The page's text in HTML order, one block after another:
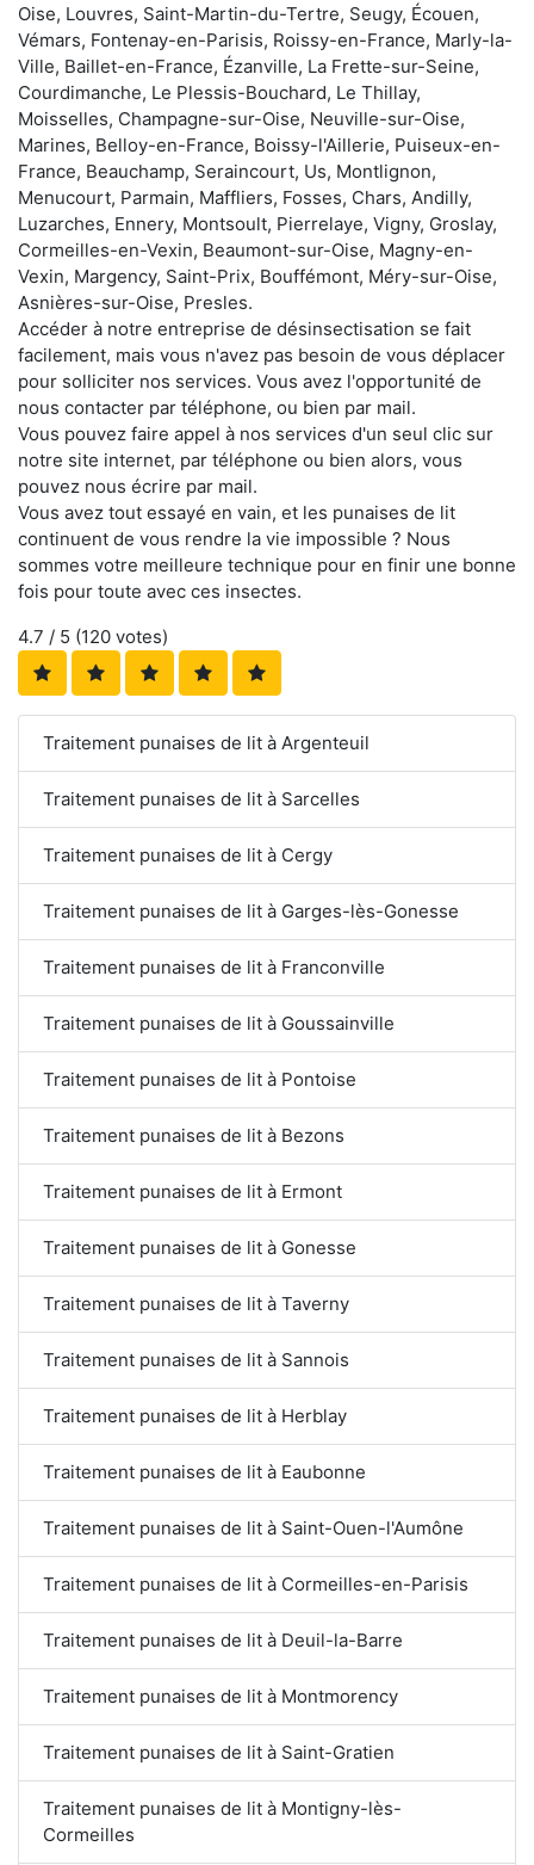
Oise, Louvres, Saint-Martin-du-Tertre, Seugy, Écouen,
Vémars, Fontenay-en-Parisis, Roissy-en-France, Marly-la-
Ville, Baillet-en-France, Ézanville, La Frette-sur-Seine,
Courdimanche, Le Plessis-Bouchard, Le Thillay,
Moisselles, Champagne-sur-Oise, Neuville-sur-Oise,
Marines, Belloy-en-France, Boissy-l'Aillerie, Puiseux-en-
France, Beauchamp, Seraincourt, Us, Montlignon,
Menucourt, Parmain, Maffliers, Fosses, Chars, Andilly,
Luzarches, Ennery, Montsoult, Pierrelaye, Vigny, Groslay,
Cormeilles-en-Vexin, Beaumont-sur-Oise, Magny-en-
Vexin, Margency, Saint-Prix, Bouffémont, Méry-sur-Oise,
Asnières-sur-Oise, Presles.
Accéder à notre entreprise de désinsectisation se fait
facilement, mais vous n'avez pas besoin de vous déplacer
pour solliciter nos services. Vous avez l'opportunité de
nous contacter par téléphone, ou bien par mail.
Vous pouvez faire appel à nos services d'un seul clic sur
notre site internet, par téléphone ou bien alors, vous
pouvez nous écrire par mail.
Vous avez tout essayé en vain, et les punaises de lit
continuent de vous rendre la vie impossible ? Nous
sommes votre meilleure technique pour en finir une bonne
fois pour toute avec ces insectes.
4.7 / 5 (120 votes)
Traitement punaises de lit à Argenteuil
Traitement punaises de lit à Sarcelles
Traitement punaises de lit à Cergy
Traitement punaises de lit à Garges-lès-Gonesse
Traitement punaises de lit à Franconville
Traitement punaises de lit à Goussainville
Traitement punaises de lit à Pontoise
Traitement punaises de lit à Bezons
Traitement punaises de lit à Ermont
Traitement punaises de lit à Gonesse
Traitement punaises de lit à Taverny
Traitement punaises de lit à Sannois
Traitement punaises de lit à Herblay
Traitement punaises de lit à Eaubonne
Traitement punaises de lit à Saint-Ouen-l'Aumône
Traitement punaises de lit à Cormeilles-en-Parisis
Traitement punaises de lit à Deuil-la-Barre
Traitement punaises de lit à Montmorency
Traitement punaises de lit à Saint-Gratien
Traitement punaises de lit à Montigny-lès-
Cormeilles